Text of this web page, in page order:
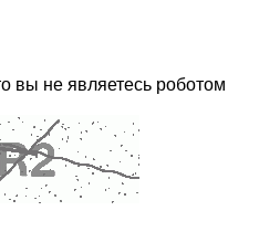
вы не являетесь роботом